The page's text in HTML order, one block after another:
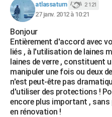
atlassaturn 2 121
27 janv. 2012 à 10:21
Bonjour
Entièrement d'accord avec
liés , à l'utilisation de laines
laines de verre , constituent
manipuler une fois ou deux
n'est peut-être pas
d'utiliser des protections !
encore plus important , sans
en rénovation !